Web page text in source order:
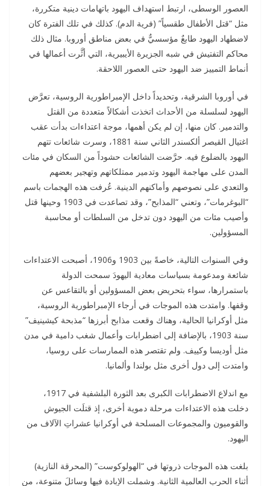
العصور الوسطى، ارتبط استهداف اليهود باتهامات دينية متكررة،
مثل “قتل الأطفال طقسياً” (فرية الدم). كذلك في تلك الفترة كان
لاضطهاد اليهود طابعٌ مؤسسيٌّ في بعض مناطق أوروبا. مثال ذلك
محاكم التفتيش في شبه الجزيرة الأيبيرية، التي أثَّرت أعمالها في
أنماط التمييز ضد اليهود حتى العصور اللاحقة.
في أوروبا الشرقية، وتحديداً داخل الإمبراطورية الروسية، تعرَّض
اليهود لسلسلة من الأحداث اتخذت أشكالاً متعددة من القتل
والتدمير. كان منها، إن لم يكن أهمها، موجة اعتداءات بدأت عقب
اغتيال القيصر ألكسندر الثاني سنة 1881، وسرت شائعات تتهم
اليهود بالضلوع فيه. حرَّضت الشائعات حشوداً من السكان في مئات
المدن على مهاجمة اليهود وتدمير ممتلكاتهم وتهجير بعضهم
والتعدي على نصوصهم وأماكنهم الدينية. عُرفت هذه الهجمات باسم
“البوغرمات”، وتعني “المذابح”، وقد تصاعدت في 1903 وحينها قتل
وأصيب مئات من اليهود دون تدخل من السلطات أو محاسبة
المسؤولين.
وفي السنوات التالية، خاصةً بين 1903 و1906، أصبحت الاعتداءات
شائعة ومدعومة بسياسات معادية اليهودَ سمحت الدولة
باستمرارها، سواء بتحريض بعض المسؤولين أو بالتقاعس عن
وقفها. وامتدت هذه الموجات في أرجاء الإمبراطورية الروسية،
مثل أوكرانيا الحالية، وهناك وقعت مذابح أبرزها “مذبحة كيشينيف”
سنة 1903، بالإضافة إلى اضطرابات وأعمال شغب دامية في مدن
مثل أوديسا وكييف. ولم تقتصر هذه الممارسات على روسيا،
وامتدت إلى دول أخرى مثل بولندا وألمانيا.
مع اندلاع الاضطرابات الكبرى بعد الثورة البلشفية في 1917،
دخلت هذه الاعتداءات مرحلة دموية أخرى، إذ قتلَت الجيوش
والقوميون والمجموعات المسلحة في أوكرانيا عشراتِ الآلاف من
اليهود.
بلغت هذه الموجات ذروتها في “الهولوكوست” (المحرقة النازية)
أثناء الحرب العالمية الثانية. وشملت الإبادة فيها وسائلَ متنوعة، من